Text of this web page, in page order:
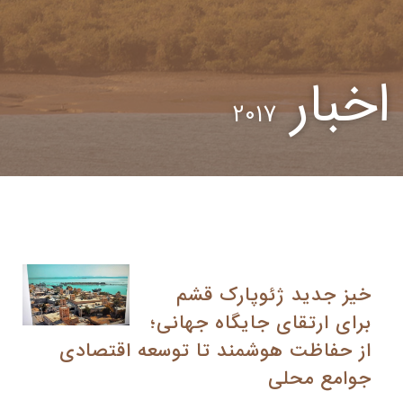
اخبار2017
خیز جدید ژئوپارک قشم
برای ارتقای جایگاه جهانی؛
از حفاظت هوشمند تا توسعه اقتصادی
جوامع محلی